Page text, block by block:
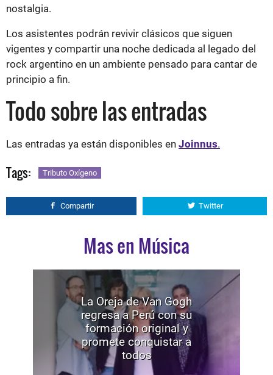
nostalgia.
Los asistentes podrán revivir clásicos que siguen
vigentes y compartir una noche dedicada al legado del
rock argentino en un ambiente pensado para cantar de
principio a fin.
Todo sobre las entradas
Las entradas ya están disponibles en Joinnus.
Tags: Tributo Oxígeno
Compartir Twitter
Mas en Música
La Oreja de Van Gogh
regresa a Perú con su
formación original y
promete conquistar a
todos